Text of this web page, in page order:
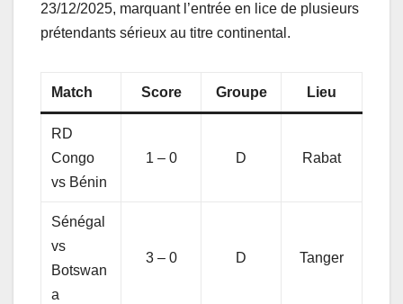
23/12/2025, marquant l’entrée en lice de plusieurs
prétendants sérieux au titre continental.
Match Score Groupe Lieu
RD
Congo
vs Bénin
1 – 0 D Rabat
Sénégal
vs
Botswan
a
3 – 0 D Tanger